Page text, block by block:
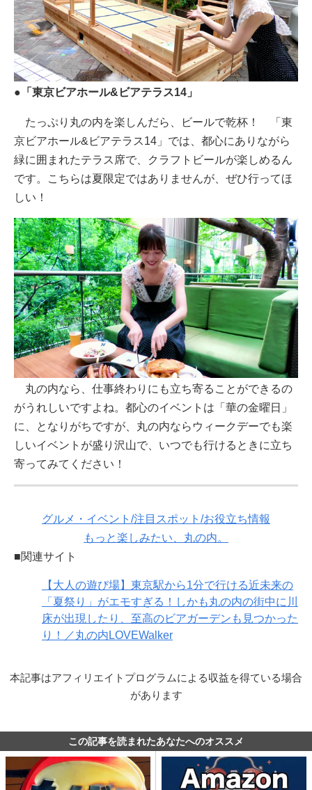
●「東京ビアホール&ビアテラス14」
たっぷり丸の内を楽しんだら、ビールで乾杯！ 「東
京ビアホール&ビアテラス14」では、都心にありながら
緑に囲まれたテラス席で、クラフトビールが楽しめるん
です。こちらは夏限定ではありませんが、ぜひ行ってほ
しい！
丸の内なら、仕事終わりにも立ち寄ることができるの
がうれしいですよね。都心のイベントは「華の金曜日」
に、となりがちですが、丸の内ならウィークデーでも楽
しいイベントが盛り沢山で、いつでも行けるときに立ち
寄ってみてください！
グルメ・イベント/注目スポット/お役立ち情報
もっと楽しみたい、丸の内。
■関連サイト
【大人の遊び場】東京駅から1分で行ける近未来の
「夏祭り」がエモすぎる！しかも丸の内の街中に川
床が出現したり、至高のビアガーデンも見つかった
り！／丸の内LOVEWalker
本記事はアフィリエイトプログラムによる収益を得ている場合
があります
この記事を読まれたあなたへのオススメ